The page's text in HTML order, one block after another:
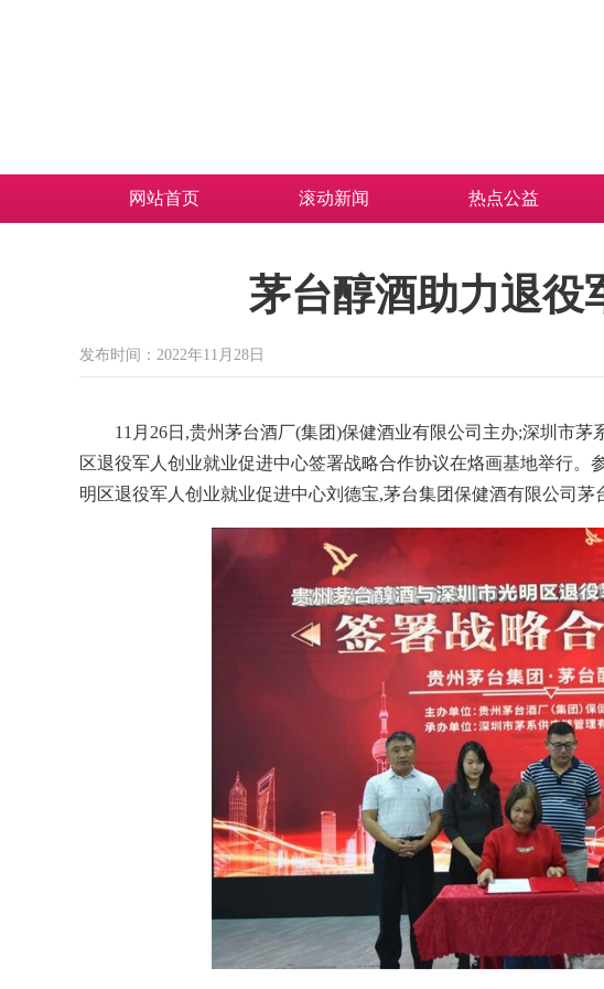
网站首页 滚动新闻 热点公益
茅台醇酒助力退役
发布时间：2022年11月28日
11月26日,贵州茅台酒厂(集团)保健酒业有限公司主办;深圳市
区退役军人创业就业促进中心签署战略合作协议在烙画基地举行
明区退役军人创业就业促进中心刘德宝,茅台集团保健酒有限公司茅